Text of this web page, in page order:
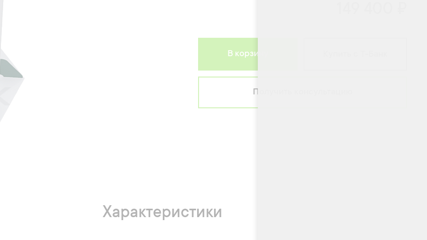
В корзину
Получить консультацию
Характеристики